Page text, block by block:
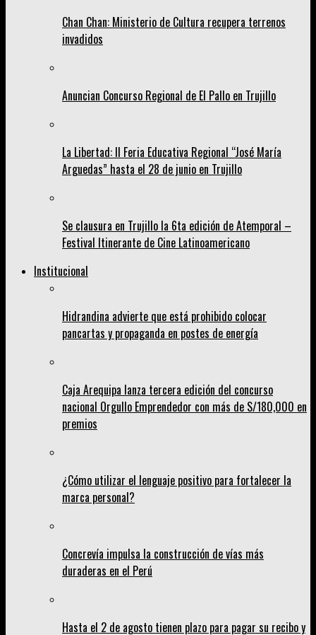
Chan Chan: Ministerio de Cultura recupera terrenos
invadidos
Anuncian Concurso Regional de El Pallo en Trujillo
La Libertad: II Feria Educativa Regional “José María
Arguedas” hasta el 28 de junio en Trujillo
Se clausura en Trujillo la 6ta edición de Atemporal –
Festival Itinerante de Cine Latinoamericano
Institucional
Hidrandina advierte que está prohibido colocar
pancartas y propaganda en postes de energía
Caja Arequipa lanza tercera edición del concurso
nacional Orgullo Emprendedor con más de S/180,000 en
premios
¿Cómo utilizar el lenguaje positivo para fortalecer la
marca personal?
Concrevía impulsa la construcción de vías más
duraderas en el Perú
Hasta el 2 de agosto tienen plazo para pagar su recibo y